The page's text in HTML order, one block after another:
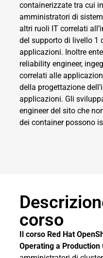
containerizzate tra cui
amministratori di
altri ruoli IT correlati
del supporto di livello 1
applicazioni. Inoltre
reliability engineer,
correlati alle
della progettazione
applicazioni. Gli
engineer del sito che
dei container possono
corso
Il corso Red Hat
Operating a Production